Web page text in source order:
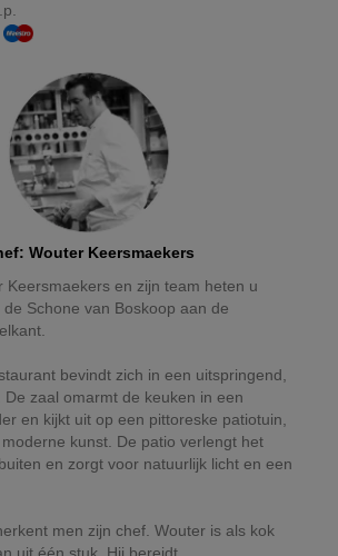
: Wouter Keersmaekers
Keersmaekers en zijn team heten u
Schone van Boskoop aan de
bevindt zich in een uitspringend,
zaal omarmt de keuken in een
en kijkt uit op een pittoreske patiotuin,
kunst. De patio verlengt het
en zorgt voor natuurlijk licht en een
men zijn chef. Wouter is als kok
uit één stuk. Hij bereidt